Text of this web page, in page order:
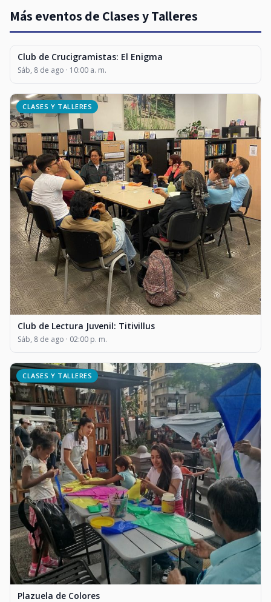
Más eventos de Clases y Talleres
CLASES Y TALLERES
Club de Crucigramistas: El Enigma
Sáb, 8 de ago · 10:00 a. m.
CLASES Y TALLERES
Club de Lectura Juvenil: Titivillus
Sáb, 8 de ago · 02:00 p. m.
CLASES Y TALLERES
Plazuela de Colores